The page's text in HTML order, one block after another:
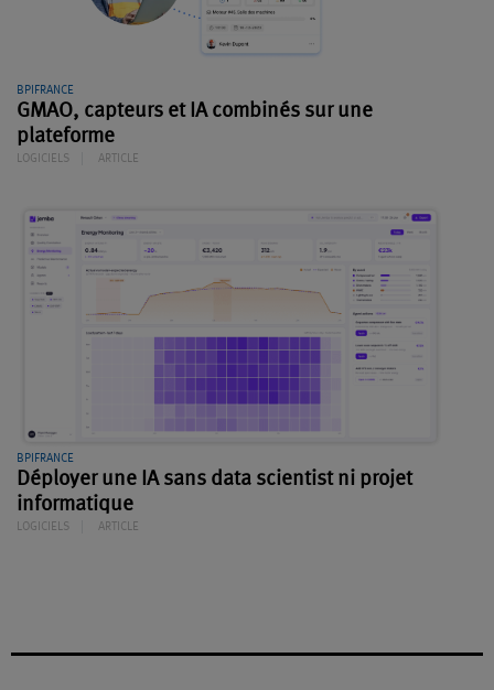
BPIFRANCE
GMAO, capteurs et IA combinés sur une
plateforme
LOGICIELS ARTICLE
BPIFRANCE
Déployer une IA sans data scientist ni projet
informatique
LOGICIELS ARTICLE